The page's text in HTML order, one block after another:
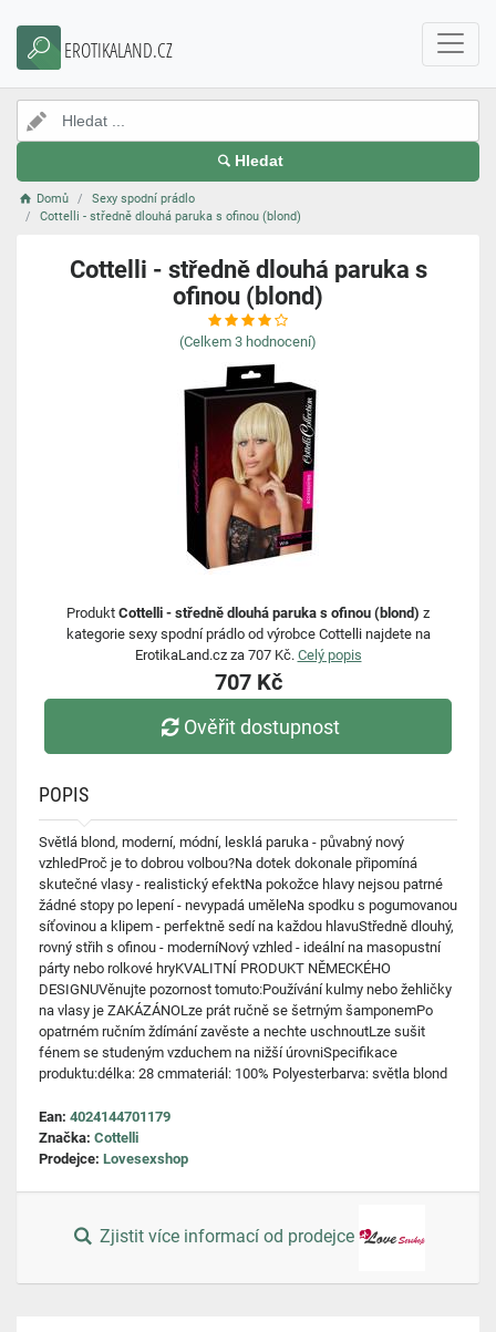
EROTIKALAND.CZ
Hledat
Domů
Sexy spodní prádlo
Cottelli - středně dlouhá paruka s ofinou (blond)
Cottelli - středně dlouhá paruka s
ofinou (blond)
(Celkem 3 hodnocení)
Produkt Cottelli - středně dlouhá paruka s ofinou (blond) z
kategorie sexy spodní prádlo od výrobce Cottelli najdete na
ErotikaLand.cz za 707 Kč. Celý popis
707 Kč
Ověřit dostupnost
POPIS
Světlá blond, moderní, módní, lesklá paruka - půvabný nový
vzhledProč je to dobrou volbou?Na dotek dokonale připomíná
skutečné vlasy - realistický efektNa pokožce hlavy nejsou patrné
žádné stopy po lepení - nevypadá uměleNa spodku s pogumovanou
síťovinou a klipem - perfektně sedí na každou hlavuStředně dlouhý,
rovný střih s ofinou - moderníNový vzhled - ideální na masopustní
párty nebo rolkové hryKVALITNÍ PRODUKT NĚMECKÉHO
DESIGNUVěnujte pozornost tomuto:Používání kulmy nebo žehličky
na vlasy je ZAKÁZÁNOLze prát ručně se šetrným šamponemPo
opatrném ručním ždímání zavěste a nechte uschnoutLze sušit
fénem se studeným vzduchem na nižší úrovniSpecifikace
produktu:délka: 28 cmmateriál: 100% Polyesterbarva: světla blond
Ean: 4024144701179
Značka: Cottelli
Prodejce: Lovesexshop
Zjistit více informací od prodejce